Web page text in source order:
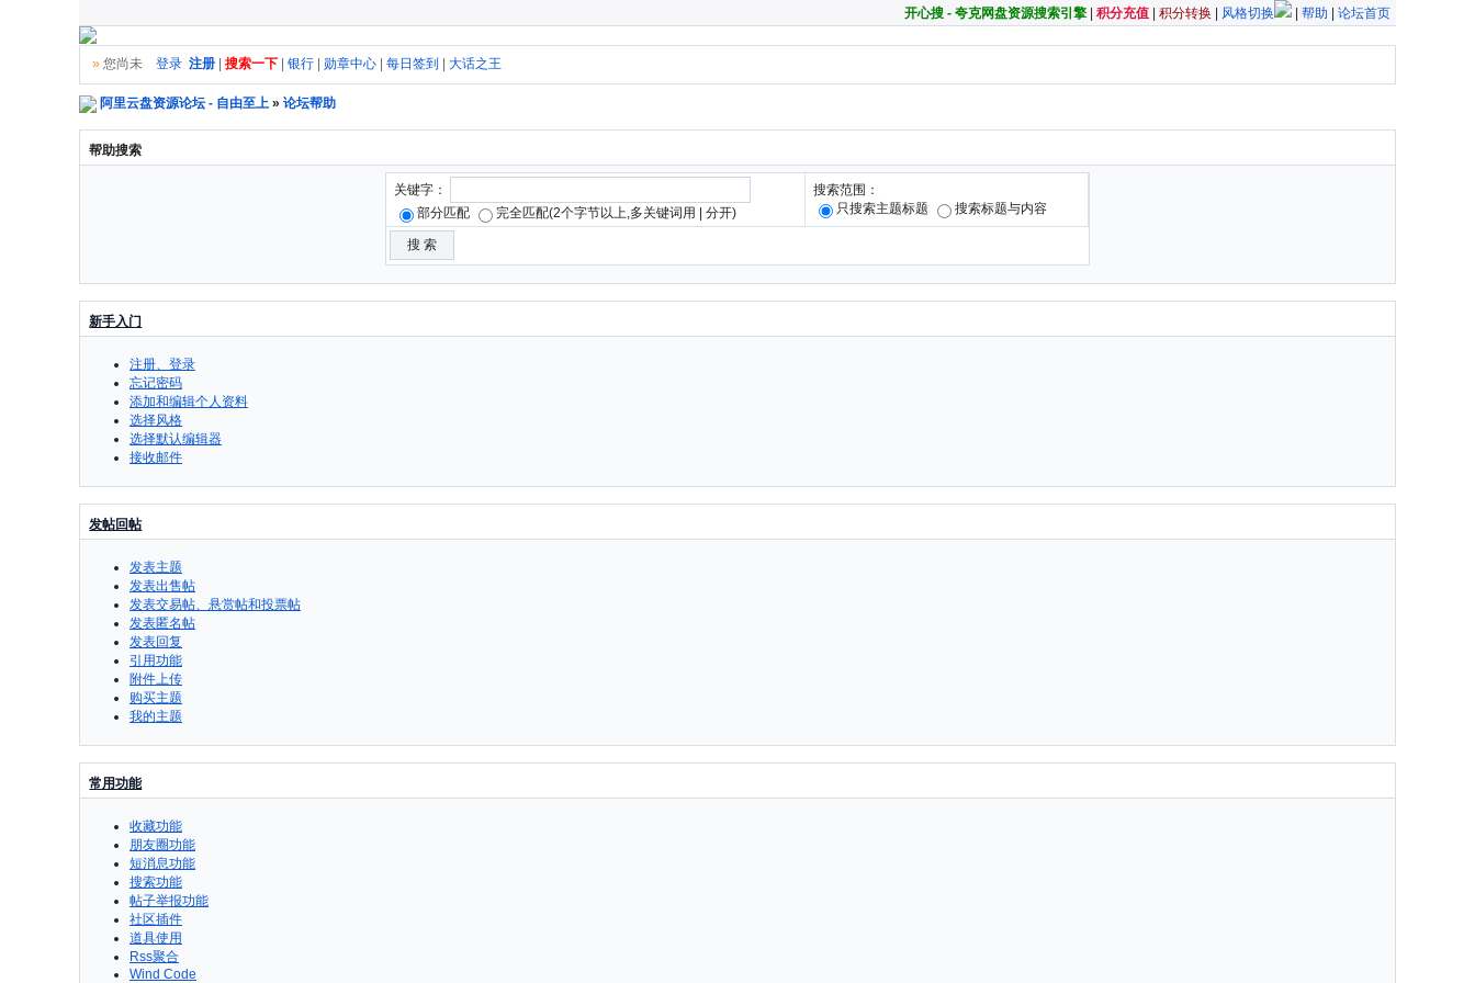
开心搜 - 夸克网盘资源搜索引擎 积分充值 积分转换 风格切换 帮助 论坛首页
»您尚未 登录 注册| 搜索一下| 银行| 勋章中心| 每日签到 大话之王
阿里云盘资源论坛 - 自由至上 » 论坛帮助
帮助搜索
关键字：
部分匹配
完全匹配(2个字节以上,多关键词用 | 分开)
搜索范围：
只搜索主题标题
搜索标题与内容
新手入门
注册、登录
忘记密码
添加和编辑个人资料
选择风格
选择默认编辑器
接收邮件
发帖回帖
发表主题
发表出售帖
发表交易帖、悬赏帖和投票帖
发表匿名帖
发表回复
引用功能
附件上传
购买主题
我的主题
常用功能
收藏功能
朋友圈功能
短消息功能
搜索功能
帖子举报功能
社区插件
道具使用
Rss聚合
Wind Code